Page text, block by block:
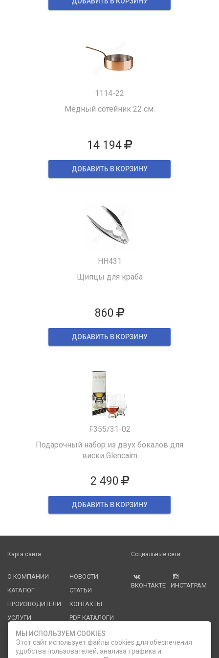
1114-22
Медный сотейник 22 см.
14 194
ДОБАВИТЬ В КОРЗИНУ
HH431
Щипцы для краба
860
ДОБАВИТЬ В КОРЗИНУ
F355/31-02
Подарочный набор из двух бокалов для
виски Glencairn
2 490
ДОБАВИТЬ В КОРЗИНУ
Карта сайта
О КОМПАНИИ
КАТАЛОГ
ПРОИЗВОДИТЕЛИ
УСЛУГИ
НОВОСТИ
СТАТЬИ
КОНТАКТЫ
PDF КАТАЛОГИ
ОПЛАТА И
ДОСТАВКА
Социальные сети
ВКОНТАКТЕ ИНСТАГРАМ
МЫ ИСПОЛЬЗУЕМ COOKIES
Этот сайт использует файлы cookies для обеспечения
удобства пользователей, анализа трафика и